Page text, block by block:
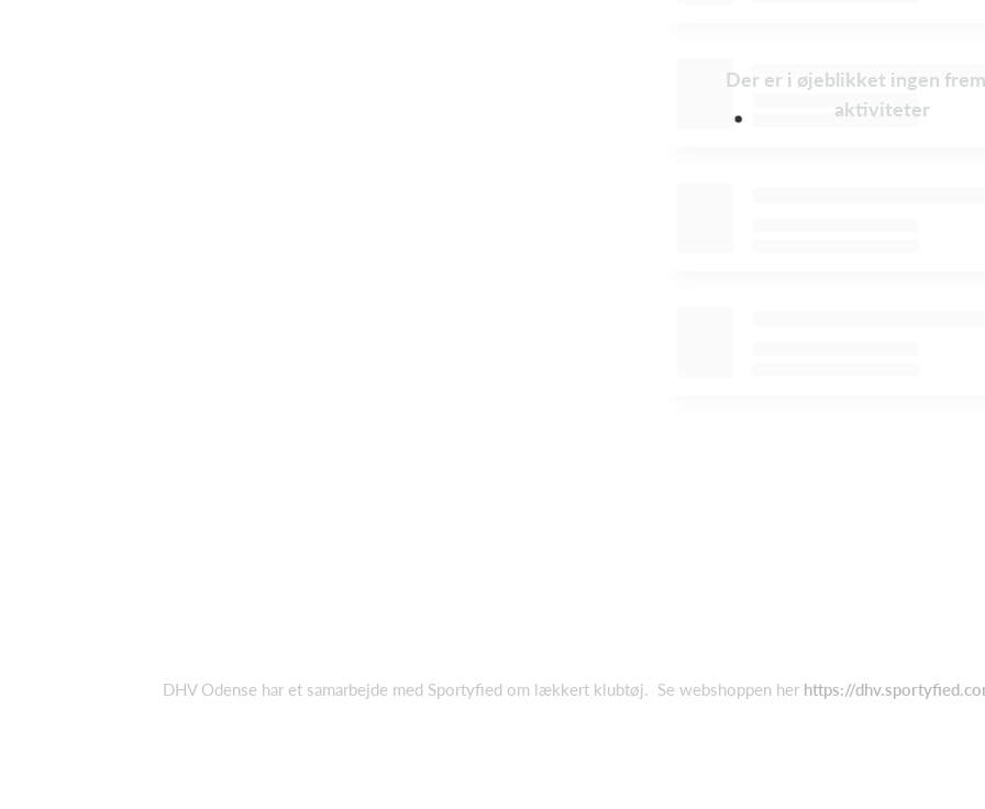
Der er i øjeblikket ingen
aktiviteter
DHV Odense har et samarbejde med Sportyfied om lækkert klubtøj. Se webshoppen her https://